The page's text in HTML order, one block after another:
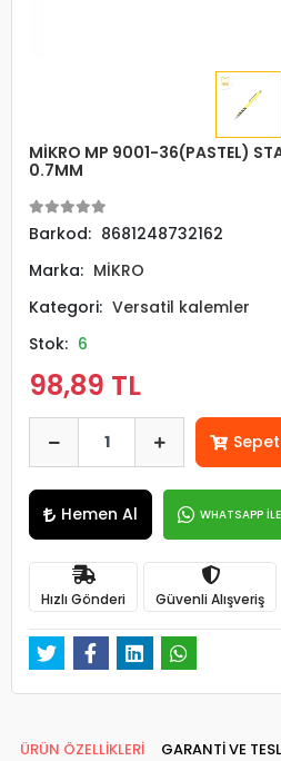
MİKRO MP 9001-36(PASTEL)
0.7MM
Barkod: 8681248732162
Marka: MİKRO
Kategori: Versatil kalemler
Stok: 6
98,89 TL
Hemen Al WHATSAPP
Hızlı Gönderi Güvenli Alışveriş
ÜRÜN ÖZELLİKLERİ GARANTİ VE